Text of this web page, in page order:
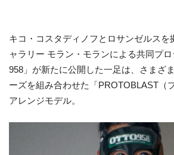
キコ・コスタディノフとロサンゼルスを
ャラリー モラン・モランによる共同プ
958」が新たに公開した一足は、さまざ
ーズを組み合わせた「PROTOBLAST（
アレンジモデル。